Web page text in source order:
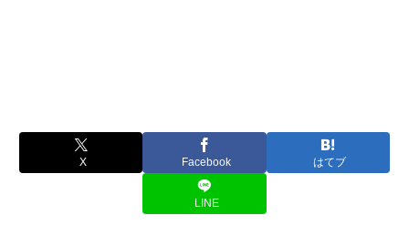
X Facebook はてブ
LINE